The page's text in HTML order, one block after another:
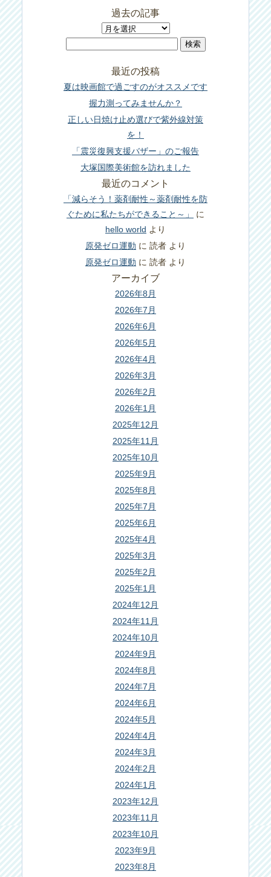
過去の記事
過
事
最近の投稿
夏は映画館で過ごすのがオススメです
握力測ってみませんか？
正しい日焼け止め選びで紫外線対策
を！
「震災復興支援バザー」のご報告
大塚国際美術館を訪れました
最近のコメント
「減らそう！薬剤耐性～薬剤耐性を防
ぐために私たちができること～」
に
hello world より
原発ゼロ運動 に 読者 より
原発ゼロ運動 に 読者 より
アーカイブ
2026年8月
2026年7月
2026年6月
2026年5月
2026年4月
2026年3月
2026年2月
2026年1月
2025年12月
2025年11月
2025年10月
2025年9月
2025年8月
2025年7月
2025年6月
2025年4月
2025年3月
2025年2月
2025年1月
2024年12月
2024年11月
2024年10月
2024年9月
2024年8月
2024年7月
2024年6月
2024年5月
2024年4月
2024年3月
2024年2月
2024年1月
2023年12月
2023年11月
2023年10月
2023年9月
2023年8月